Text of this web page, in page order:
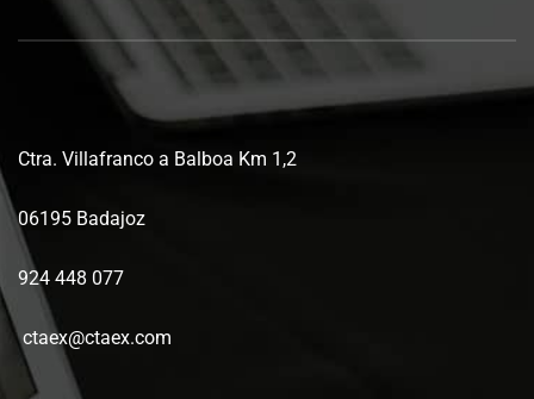
Ctra. Villafranco a Balboa Km 1,2
06195 Badajoz
924 448 077
ctaex@ctaex.com